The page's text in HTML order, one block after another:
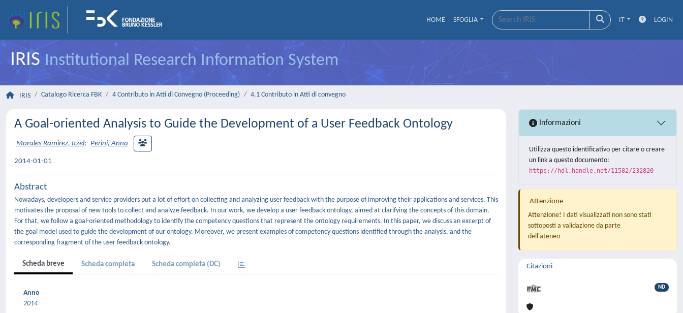
HOME SFOGLIA IT LOGIN
IRISInstitutional Research Information System
IRIS Catalogo Ricerca FBK 4 Contributo in Atti di Convegno (Proceeding) 4.1 Contributo in Atti di convegno
A Goal-oriented Analysis to Guide the Development of a User Feedback Ontology
Morales Ramirez, Itzel; Perini, Anna
2014-01-01
Abstract
Nowadays, developers and service providers put a lot of effort on collecting and analyzing user feedback with the purpose of improving their applications and services. This
motivates the proposal of new tools to collect and analyze feedback. In our work, we develop a user feedback ontology, aimed at clarifying the concepts of this domain.
For that, we follow a goal-oriented methodology to identify the competency questions that represent the ontology requirements. In this paper, we discuss an excerpt of
the goal model used to guide the development of our ontology. Moreover, we present examples of competency questions identified through the analysis, and the
corresponding fragment of the user feedback ontology.
Scheda breve Scheda completa Scheda completa (DC)
Anno
2014
Informazioni
Utilizza questo identificativo per citare o creare
un link a questo documento:
https://hdl.handle.net/11582/232820
Attenzione
Attenzione! I dati visualizzati non sono stati
sottoposti a validazione da parte
dell'ateneo
Citazioni
ND